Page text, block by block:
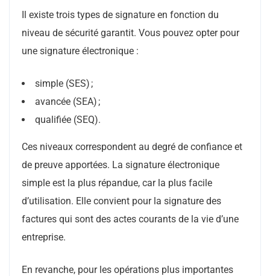
Il existe trois types de signature en fonction du
niveau de sécurité garantit. Vous pouvez opter pour
une signature électronique :
simple (SES) ;
avancée (SEA) ;
qualifiée (SEQ).
Ces niveaux correspondent au degré de confiance et
de preuve apportées. La signature électronique
simple est la plus répandue, car la plus facile
d’utilisation. Elle convient pour la signature des
factures qui sont des actes courants de la vie d’une
entreprise.
En revanche, pour les opérations plus importantes